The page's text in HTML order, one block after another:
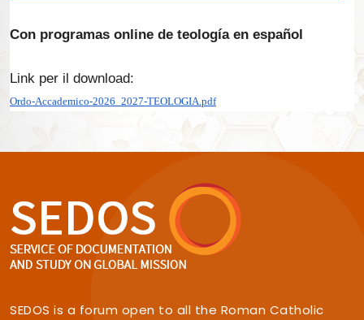
Con programas online de teología en español
Link per il download:
Ordo-Accademico-2026_2027-TEOLOGIA.pdf
SEDOS is a forum open to all the Roman Catholic